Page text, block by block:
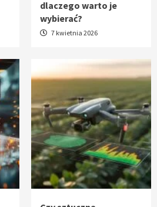
dlaczego warto je
wybierać?
7 kwietnia 2026